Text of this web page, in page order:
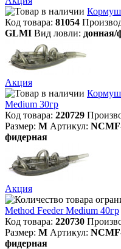
Код товара: 81054
GLMI Вид ловли: донная/
Акция
Medium 30гр
Код товара: 220729
Размер: M Артикул:
фидерная
Акция
Method Feeder Medium 40гр
Код товара: 220730
Размер: M Артикул:
фидерная